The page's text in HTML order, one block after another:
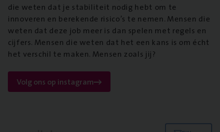
die weten dat je stabiliteit nodig hebt om te
innoveren en berekende risico’s te nemen. Mensen die
weten dat deze job meer is dan spelen met regels en
cijfers. Mensen die weten dat het een kans is om écht
het verschil te maken. Mensen zoals jij?
Volg ons op instagram